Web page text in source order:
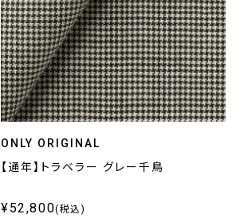
ONLY ORIGINAL
【通年】トラベラー グレー千鳥
¥52,800(税込)